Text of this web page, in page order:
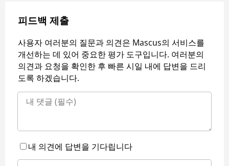
피드백 제출
사용자 여러분의 질문과 의견은 Mascus의 서비스를
개선하는 데 있어 중요한 평가 도구입니다. 여러분의
의견과 요청을 확인한 후 빠른 시일 내에 답변을 드리
도록 하겠습니다.
내 의견에 답변을 기다립니다